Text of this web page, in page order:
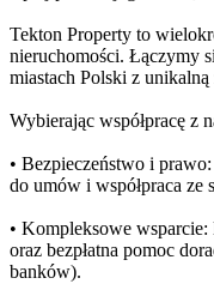
Tekton Property to
nieruchomości. Łączymy
miastach Polski z
Wybierając współpracę z
• Bezpieczeństwo i
do umów i współpraca ze
• Kompleksowe
oraz bezpłatna pomoc
banków).